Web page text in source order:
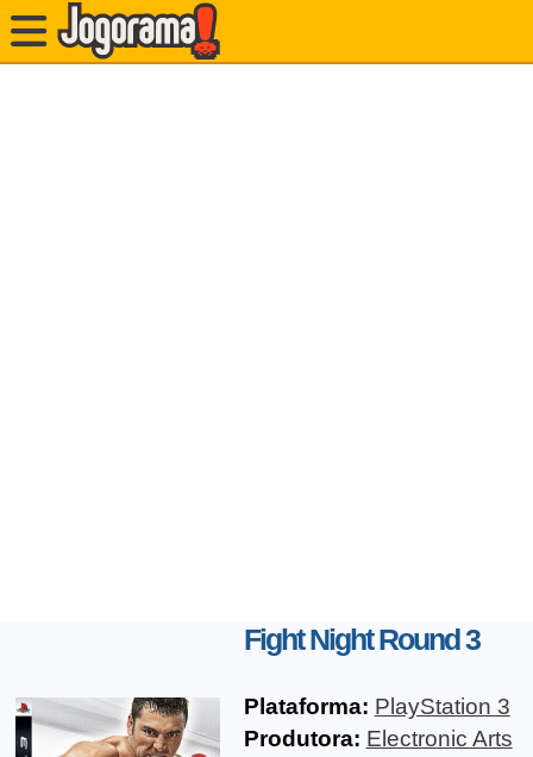
Fight Night Round 3
Plataforma: PlayStation 3
Produtora: Electronic Arts